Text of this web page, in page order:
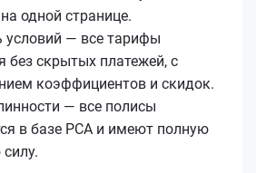
одной странице.
условий — все тарифы
без скрытых платежей, с
коэффициентов и скидок.
— все полисы
в базе РСА и имеют полную